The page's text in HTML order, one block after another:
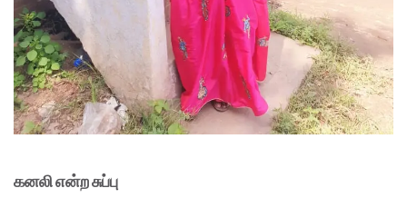
கனலி என்ற சுப்பு